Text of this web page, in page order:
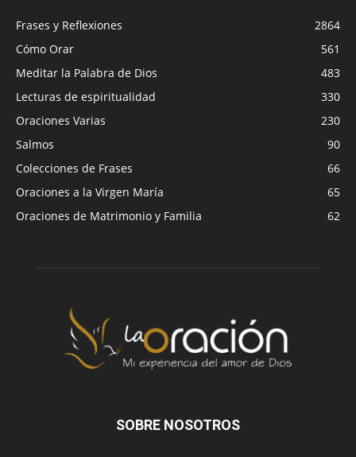
Frases y Reflexiones
2864
Cómo Orar
561
Meditar la Palabra de Dios
483
Lecturas de espiritualidad
330
Oraciones Varias
230
Salmos
90
Colecciones de Frases
66
Oraciones a la Virgen María
65
Oraciones de Matrimonio y Familia
62
SOBRE NOSOTROS